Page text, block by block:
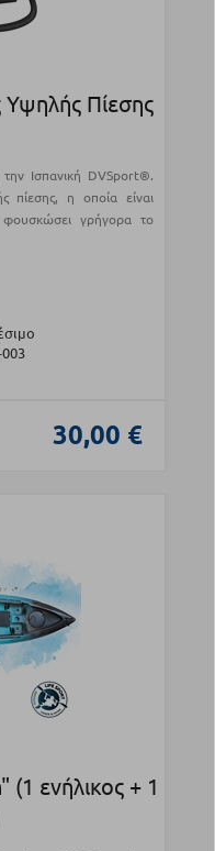
Πίεσης
Ισπανική DVSport®.
πίεσης, η οποία είναι
γρήγορα το
30,00 €
ενήλικος + 1